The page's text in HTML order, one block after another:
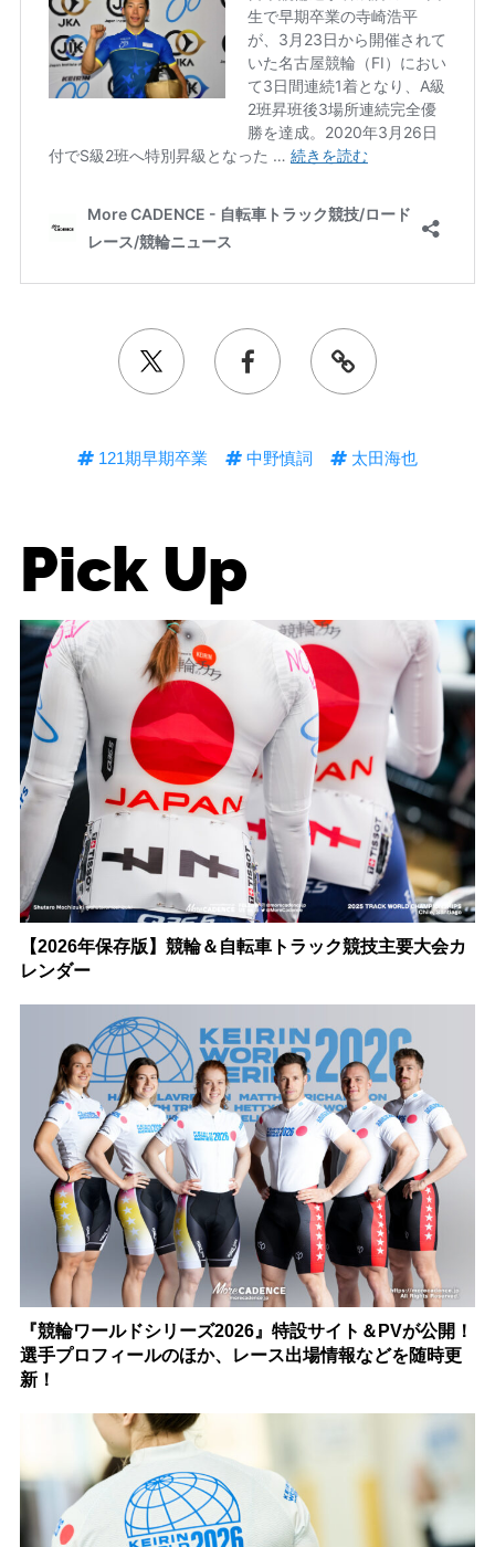
121期早期卒業 中野慎詞 太田海也
Pick Up
【2026年保存版】競輪＆自転車トラック競技主要大会カ
レンダー
『競輪ワールドシリーズ2026』特設サイト＆PVが公開！
選手プロフィールのほか、レース出場情報などを随時更
新！